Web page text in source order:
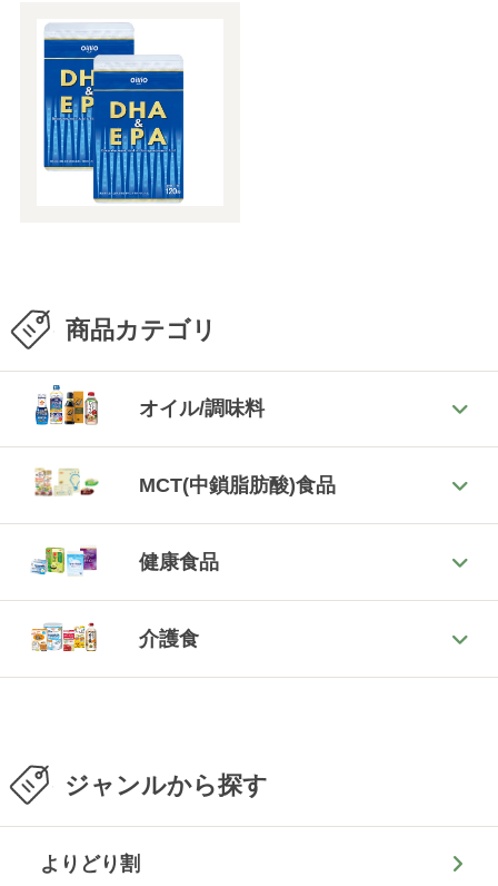
商品カテゴリ
オイル/調味料
MCT(中鎖脂肪酸)食品
健康食品
介護食
ジャンルから探す
よりどり割